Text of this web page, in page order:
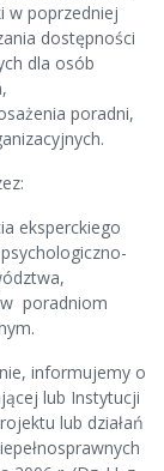
w poprzedniej
dostępności
dla osób
poradni,
eksperckiego
poradniom
informujemy o
lub Instytucji
lub działań